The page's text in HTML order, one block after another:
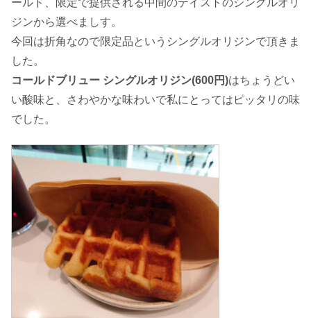
ールド、限定で提供される中間のテイストのシングルオリ
ジンから選べましす。
今回は折角なので限定品というシングルオリジンで頂きま
した。
コールドブリュー シングルオリジン(600円)はちょうどい
い酸味と、さわやかな味わいで私にとってはピッタリの味
でした。